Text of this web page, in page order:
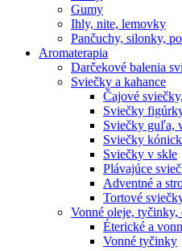
Gumy
Ihly, nite, lemovky
Pančuchy, silonky,
Aromaterapia
Darčekové balenia
Sviečky a kahance
Čajové
Sviečky
Sviečky guľa,
Sviečky
Sviečky v skle
Plávajúce
Adventné a
Tortové
Vonné oleje, tyčinky,
Éterické a
Vonné tyčinky